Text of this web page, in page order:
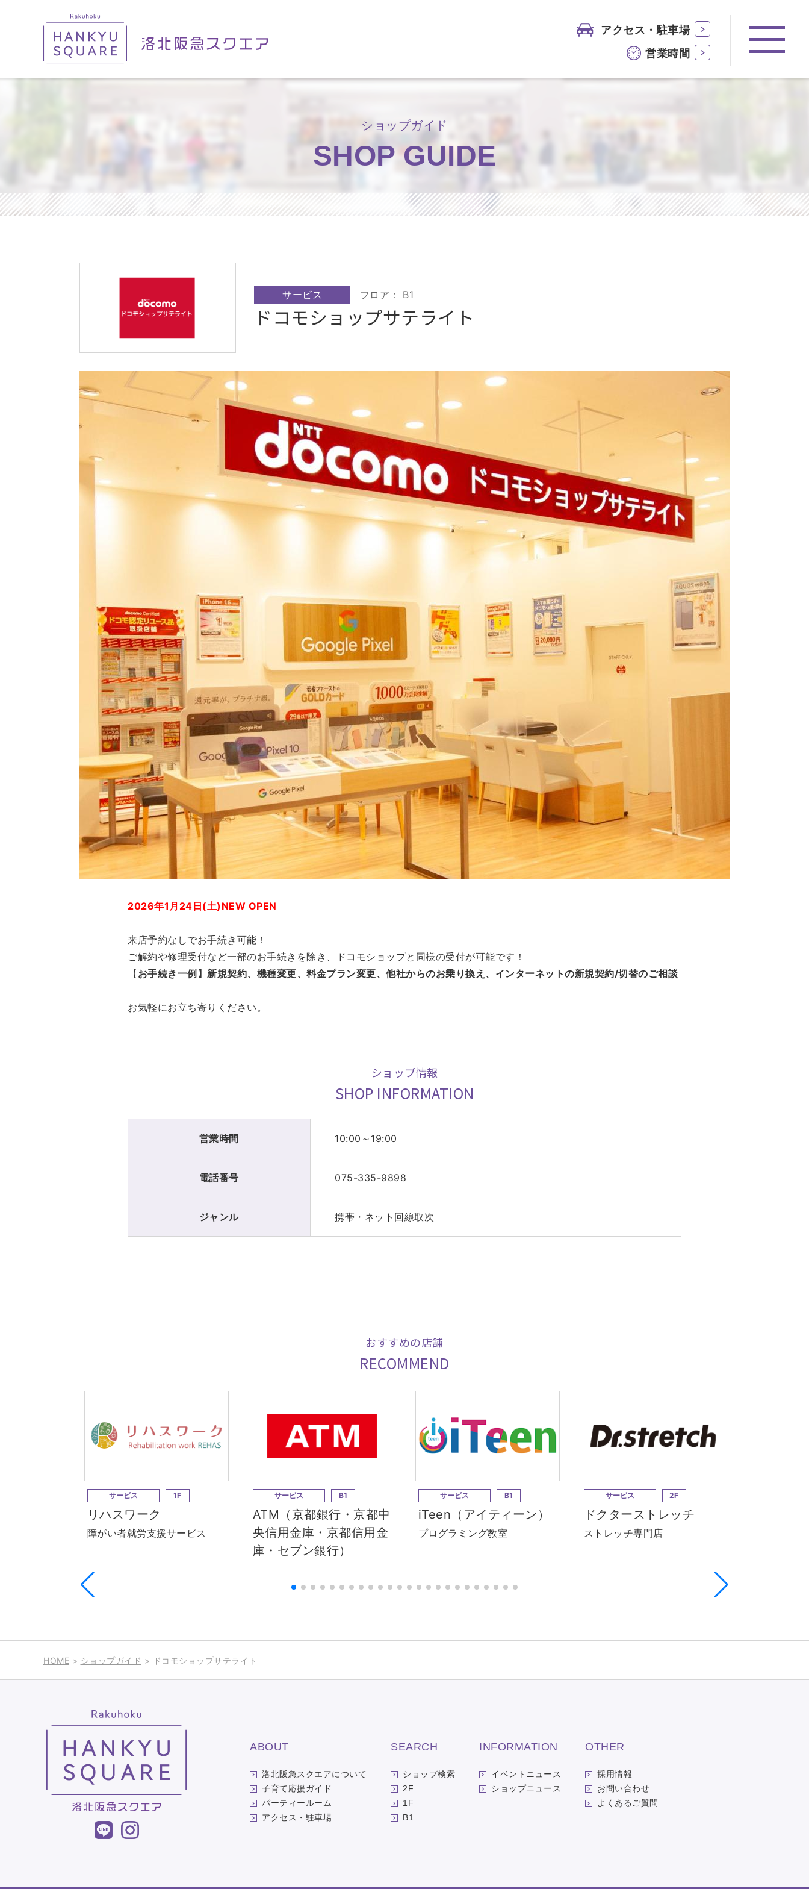
営業時間
アクセス・駐車場
ショップガイド
SHOP GUIDE
サービス フロア： B1
ドコモショップサテライト
2026年1月24日(土)NEW OPEN
来店予約なしでお手続き可能！
ご解約や修理受付など一部のお手続きを除き、ドコモショップと同様の受付が可能です！
【 お手続き一例】新規契約、機種変更、料金プラン変更、他社からのお乗り換え、インターネットの新規契約/切替のご相談
お気軽にお立ち寄りください。
ショップ情報
SHOP INFORMATION
営業時間 10:00～19:00
電話番号 075-335-9898
ジャンル 携帯・ネット回線取次
おすすめの店舗
RECOMMEND
サービス 1F
リハスワーク
障がい者就労支援サービス
サービス B1
ATM（京都銀行・京都中
央信用金庫・京都信用金
庫・セブン銀行）
サービス B1
iTeen（アイティーン）
プログラミング教室
サービス 2F
ドクターストレッチ
ストレッチ専門店
HOME > ショップガイド > ドコモショップサテライト
ABOUT
洛北阪急スクエアについて
子育て応援ガイド
パーティールーム
アクセス・駐車場
SEARCH
ショップ検索
2F
1F
B1
INFORMATION
イベントニュース
ショップニュース
OTHER
採用情報
お問い合わせ
よくあるご質問